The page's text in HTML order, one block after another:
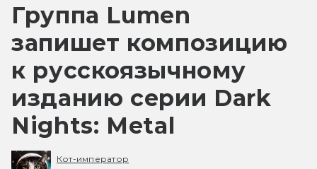
Группа Lumen
запишет композицию
к русскоязычному
изданию серии Dark
Nights: Metal
Кот-император